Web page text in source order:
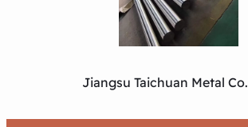
Jiangsu Taichuan Metal